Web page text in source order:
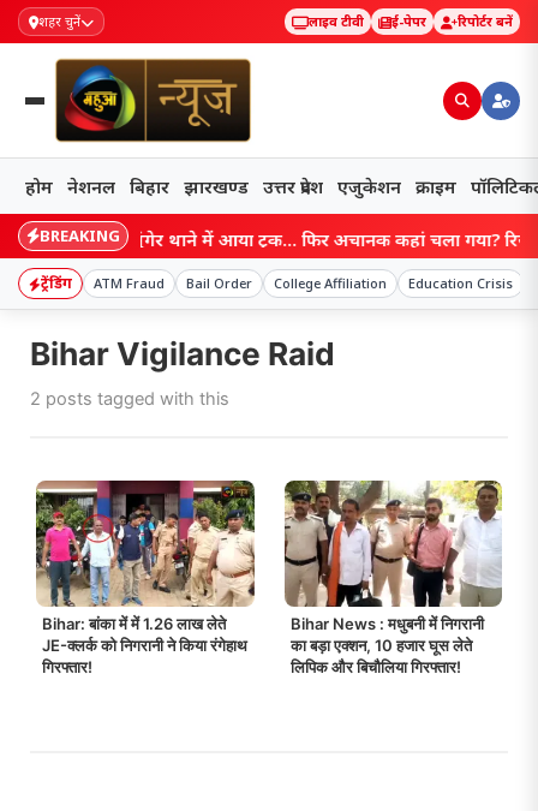
शहर चुनें लाइव टीवी ई-पेपर रिपोर्टर बनें
होम नेशनल बिहार झारखण्ड उत्तर प्रदेश एजुकेशन क्राइम
BREAKING
Bihar: मुंगेर थाने में आया ट्रक… फिर अचानक कहां चला गया?
ट्रेंडिंग ATM Fraud Bail Order College Affiliation Education Crisis
Bihar Vigilance Raid
2 posts tagged with this
Bihar: बांका में में 1.26 लाख लेते
JE-क्लर्क को निगरानी ने किया रंगेहाथ
गिरफ्तार!
Bihar News : मधुबनी में निगरानी
का बड़ा एक्शन, 10 हजार घूस लेते
लिपिक और बिचौलिया गिरफ्तार!